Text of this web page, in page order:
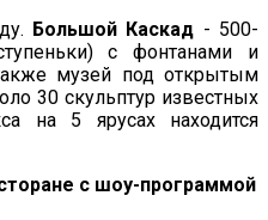
Большой Каскад - 500-
с фонтанами и
музей под открытым
30 скульптур известных
на 5 ярусах находится
с шоу-программой